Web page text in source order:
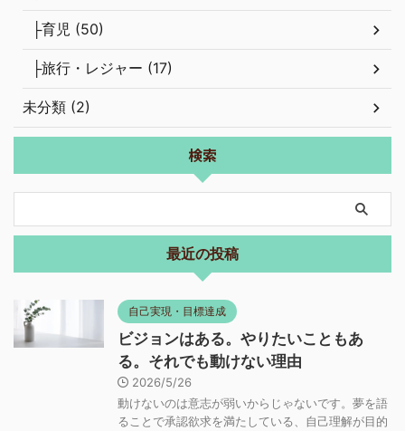
├育児 (50)
├旅行・レジャー (17)
未分類 (2)
検索
最近の投稿
自己実現・目標達成
ビジョンはある。やりたいこともあ
る。それでも動けない理由
2026/5/26
動けないのは意志が弱いからじゃないです。夢を語
ることで承認欲求を満たしている、自己理解が目的